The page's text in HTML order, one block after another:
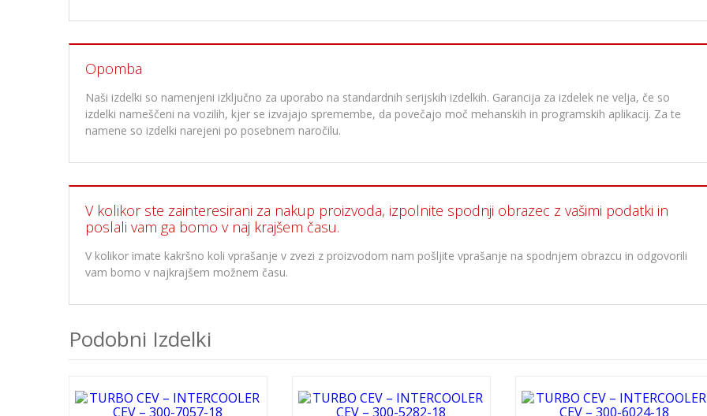
Opomba
Naši izdelki so namenjeni izključno za uporabo na standardnih serijskih izdelkih. Garancija za izdelek ne velja, če so
izdelki nameščeni na vozilih, kjer se izvajajo spremembe, da povečajo moč mehanskih in programskih aplikacij. Za te
namene so izdelki narejeni po posebnem naročilu.
V kolikor ste zainteresirani za nakup proizvoda, izpolnite spodnji obrazec z vašimi podatki in
poslali vam ga bomo v naj krajšem času.
V kolikor imate kakršno koli vprašanje v zvezi z proizvodom nam pošljite vprašanje na spodnjem obrazcu in odgovorili
vam bomo v najkrajšem možnem času.
Podobni Izdelki